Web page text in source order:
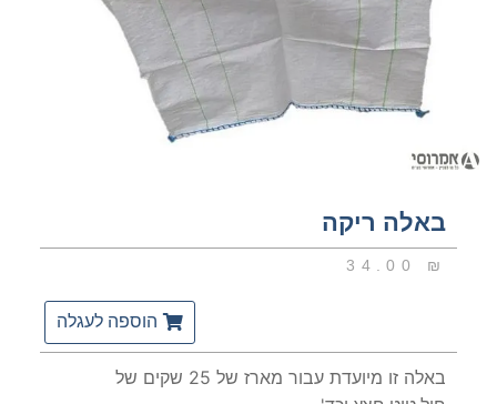
באלה ריקה
34.00 ₪
הוספה לעגלה
באלה זו מיועדת עבור מארז של 25 שקים של